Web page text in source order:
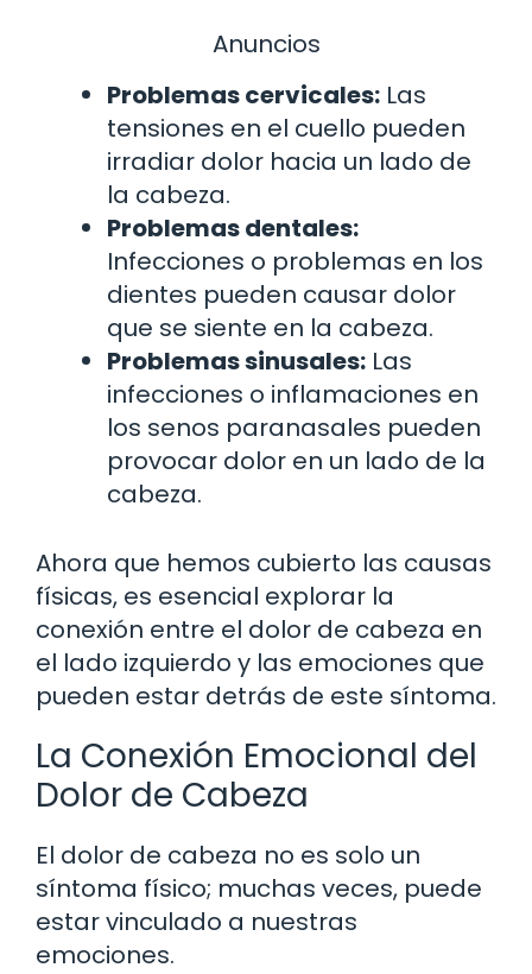
Anuncios
Problemas cervicales: Las
tensiones en el cuello pueden
irradiar dolor hacia un lado de
la cabeza.
Problemas dentales:
Infecciones o problemas en los
dientes pueden causar dolor
que se siente en la cabeza.
Problemas sinusales: Las
infecciones o inflamaciones en
los senos paranasales pueden
provocar dolor en un lado de la
cabeza.
Ahora que hemos cubierto las causas
físicas, es esencial explorar la
conexión entre el dolor de cabeza en
el lado izquierdo y las emociones que
pueden estar detrás de este síntoma.
La Conexión Emocional del
Dolor de Cabeza
El dolor de cabeza no es solo un
síntoma físico; muchas veces, puede
estar vinculado a nuestras
emociones.